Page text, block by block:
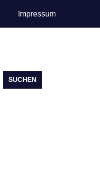
Impressum
SUCHEN